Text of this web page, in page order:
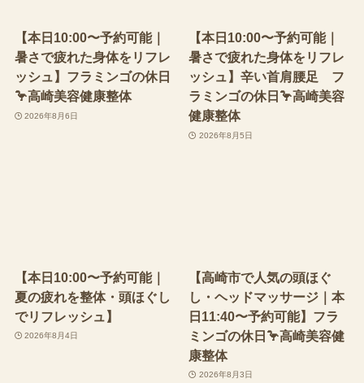
【本日10:00〜予約可能｜
暑さで疲れた身体をリフレ
ッシュ】フラミンゴの休日
🦩高崎美容健康整体
2026年8月6日
【本日10:00〜予約可能｜
暑さで疲れた身体をリフレ
ッシュ】辛い首肩腰足 フ
ラミンゴの休日🦩高崎美容
健康整体
2026年8月5日
【本日10:00〜予約可能｜
夏の疲れを整体・頭ほぐし
でリフレッシュ】
2026年8月4日
【高崎市で人気の頭ほぐ
し・ヘッドマッサージ｜本
日11:40〜予約可能】フラ
ミンゴの休日🦩高崎美容健
康整体
2026年8月3日